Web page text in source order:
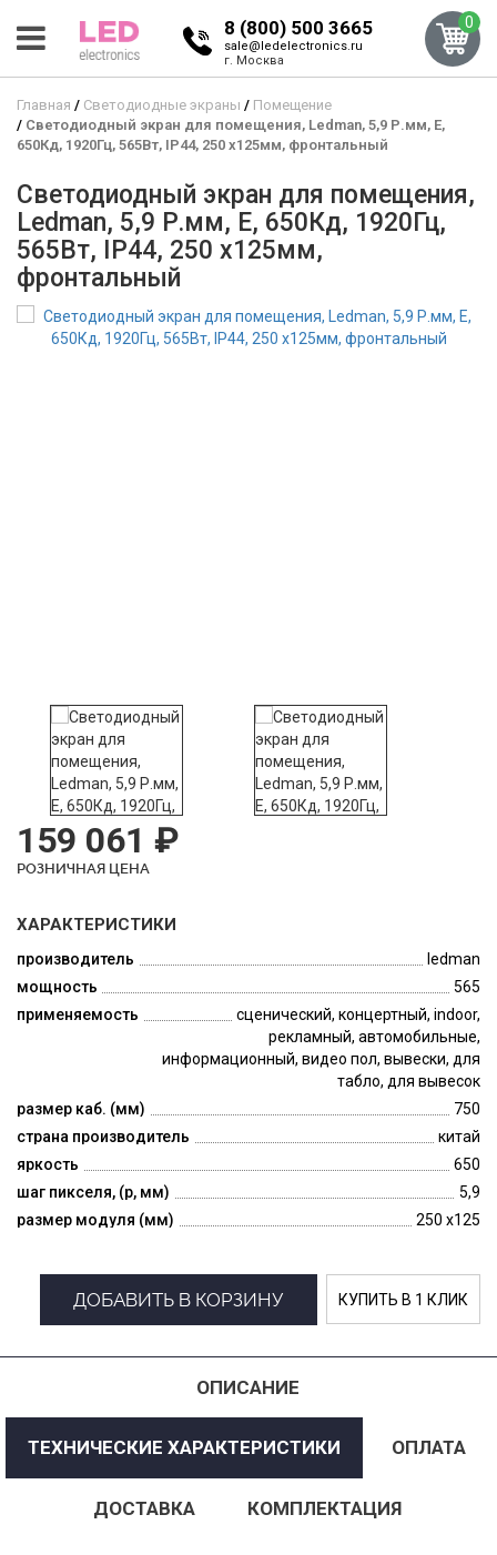
8 (800) 500 3665
sale@ledelectronics.ru
г. Москва
0
Главная Светодиодные экраны
Помещение
Светодиодный экран для помещения, Ledman, 5,9 Р.мм, E,
650Кд, 1920Гц, 565Вт, IP44, 250 x125мм, фронтальный
Светодиодный экран для помещения,
Ledman, 5,9 Р.мм, E, 650Кд, 1920Гц,
565Вт, IP44, 250 x125мм,
фронтальный
159 061 ₽
РОЗНИЧНАЯ ЦЕНА
ХАРАКТЕРИСТИКИ
производитель
ledman
мощность
565
применяемость
сценический, концертный, indoor,
рекламный, автомобильные,
информационный, видео пол, вывески, для
табло, для вывесок
размер каб. (мм)
750
страна производитель
китай
яркость
650
шаг пикселя, (p, мм)
5,9
размер модуля (мм)
250 x125
ДОБАВИТЬ В КОРЗИНУ КУПИТЬ В 1 КЛИК
ОПИСАНИЕ
ТЕХНИЧЕСКИЕ ХАРАКТЕРИСТИКИ ОПЛАТА
ДОСТАВКА КОМПЛЕКТАЦИЯ